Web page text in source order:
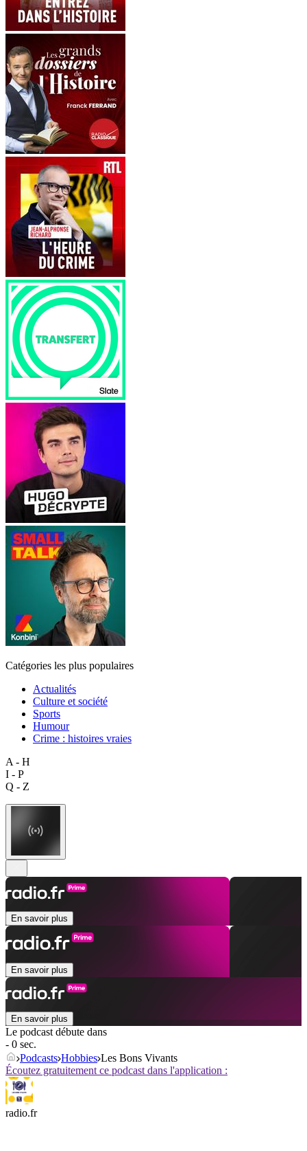
Catégories les plus populaires
Actualités
Culture et société
Sports
Humour
Crime : histoires vraies
A - H
I - P
Q - Z
En savoir plus
En savoir plus
En savoir plus
Le podcast débute dans
- 0 sec.
Podcasts Hobbies Les Bons Vivants
Écoutez gratuitement ce podcast dans l'application :
radio.fr